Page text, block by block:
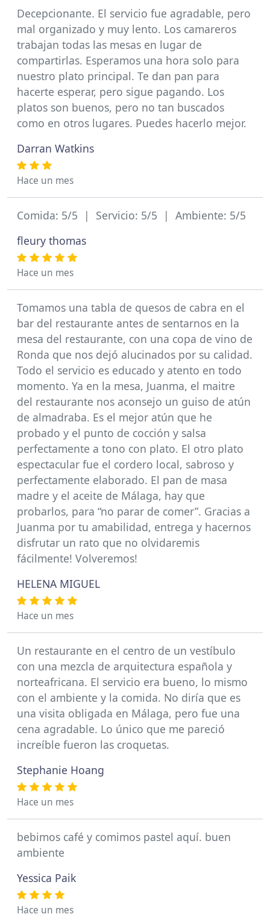
Decepcionante. El servicio fue agradable, pero
mal organizado y muy lento. Los camareros
trabajan todas las mesas en lugar de
compartirlas. Esperamos una hora solo para
nuestro plato principal. Te dan pan para
hacerte esperar, pero sigue pagando. Los
platos son buenos, pero no tan buscados
como en otros lugares. Puedes hacerlo mejor.
Darran Watkins
Hace un mes
Comida: 5/5 | Servicio: 5/5 | Ambiente: 5/5
fleury thomas
Hace un mes
Tomamos una tabla de quesos de cabra en el
bar del restaurante antes de sentarnos en la
mesa del restaurante, con una copa de vino de
Ronda que nos dejó alucinados por su calidad.
Todo el servicio es educado y atento en todo
momento. Ya en la mesa, Juanma, el maitre
del restaurante nos aconsejo un guiso de atún
de almadraba. Es el mejor atún que he
probado y el punto de cocción y salsa
perfectamente a tono con plato. El otro plato
espectacular fue el cordero local, sabroso y
perfectamente elaborado. El pan de masa
madre y el aceite de Málaga, hay que
probarlos, para “no parar de comer”. Gracias a
Juanma por tu amabilidad, entrega y hacernos
disfrutar un rato que no olvidaremis
fácilmente! Volveremos!
HELENA MIGUEL
Hace un mes
Un restaurante en el centro de un vestíbulo
con una mezcla de arquitectura española y
norteafricana. El servicio era bueno, lo mismo
con el ambiente y la comida. No diría que es
una visita obligada en Málaga, pero fue una
cena agradable. Lo único que me pareció
increíble fueron las croquetas.
Stephanie Hoang
Hace un mes
bebimos café y comimos pastel aquí. buen
ambiente
Yessica Paik
Hace un mes